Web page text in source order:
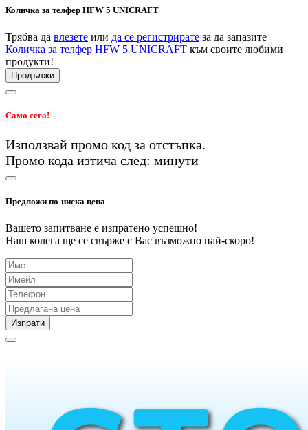
Количка за телфер HFW 5 UNICRAFT
Трябва да влезете или да се регистрирате за да запазите
Количка за телфер HFW 5 UNICRAFT към своите любими
продукти!
Продължи
Само сега!
Използвай промо код за отстъпка.
Промо кода изтича след: минути
Предложи по-ниска цена
Вашето запитване е изпратено успешно!
Наш колега ще се свърже с Вас възможно най-скоро!
Изпрати